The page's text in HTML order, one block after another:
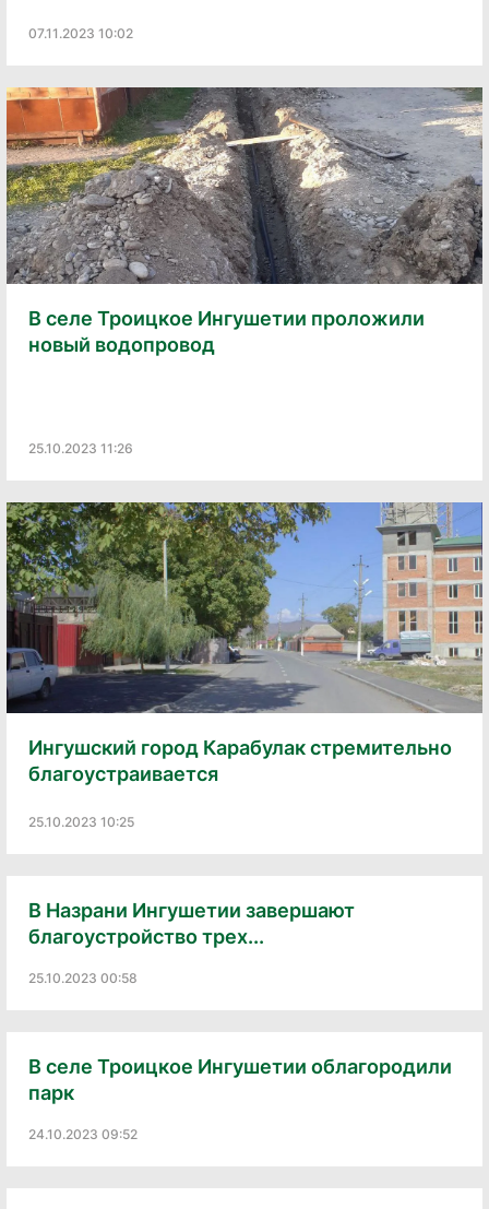
07.11.2023 10:02
В селе Троицкое Ингушетии проложили
новый водопровод
25.10.2023 11:26
Ингушский город Карабулак стремительно
благоустраивается
25.10.2023 10:25
В Назрани Ингушетии завершают
благоустройство трех...
25.10.2023 00:58
В селе Троицкое Ингушетии облагородили
парк
24.10.2023 09:52